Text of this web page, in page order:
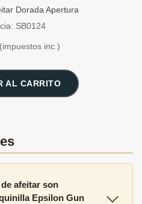
Dorada Apertura
SensaBien
SB0124
(impuestos inc.)
AL CARRITO
afeitar son
Epsilon Gun